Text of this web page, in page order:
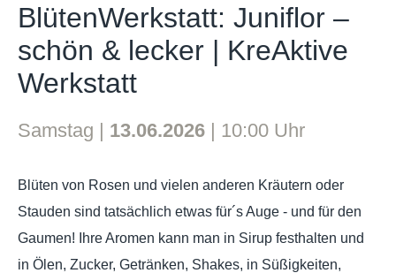
BlütenWerkstatt: Juniflor –
schön & lecker | KreAktive
Werkstatt
Samstag | 13.06.2026 | 10:00 Uhr
Blüten von Rosen und vielen anderen Kräutern oder
Stauden sind tatsächlich etwas für´s Auge - und für den
Gaumen! Ihre Aromen kann man in Sirup festhalten und
in Ölen, Zucker, Getränken, Shakes, in Süßigkeiten,